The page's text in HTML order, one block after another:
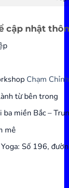
cập nhật
Chạm
từ bên trong
miền Bắc –
mê
Số 196,